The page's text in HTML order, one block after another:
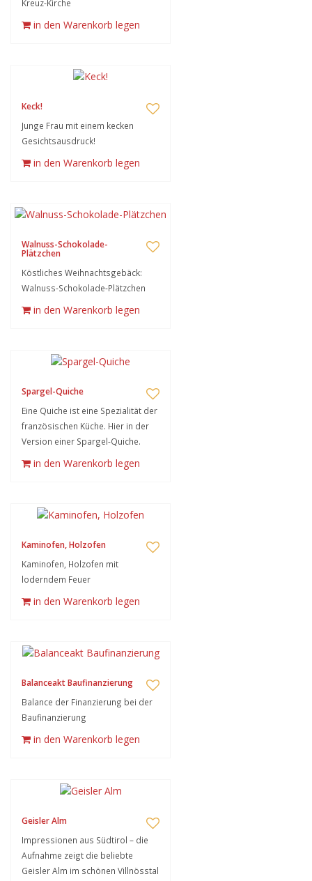
Kreuz-Kirche
in den Warenkorb legen
Keck!
Junge Frau mit einem kecken
Gesichtsausdruck!
in den Warenkorb legen
Walnuss-Schokolade-
Plätzchen
Köstliches Weihnachtsgebäck:
Walnuss-Schokolade-Plätzchen
in den Warenkorb legen
Spargel-Quiche
Eine Quiche ist eine Spezialität der
französischen Küche. Hier in der
Version einer Spargel-Quiche.
in den Warenkorb legen
Kaminofen, Holzofen
Kaminofen, Holzofen mit
loderndem Feuer
in den Warenkorb legen
Balanceakt Baufinanzierung
Balance der Finanzierung bei der
Baufinanzierung
in den Warenkorb legen
Geisler Alm
Impressionen aus Südtirol – die
Aufnahme zeigt die beliebte
Geisler Alm im schönen Villnösstal